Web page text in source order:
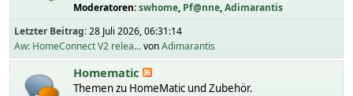
Moderatoren:swhome, Pf@nne,Adimarantis
Letzter Beitrag:28 Juli 2026, 06:31:14
Aw: HomeConnect V2 relea...vonAdimarantis
Homematic
Themen zu HomeMatic und Zubehör.